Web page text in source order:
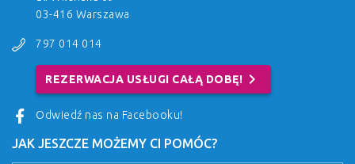
03-416 Warszawa
797 014 014
REZERWACJA USŁUGI CAŁĄ DOBĘ! chevron_right
Odwiedź nas na Facebooku!
JAK JESZCZE MOŻEMY CI POMÓC?